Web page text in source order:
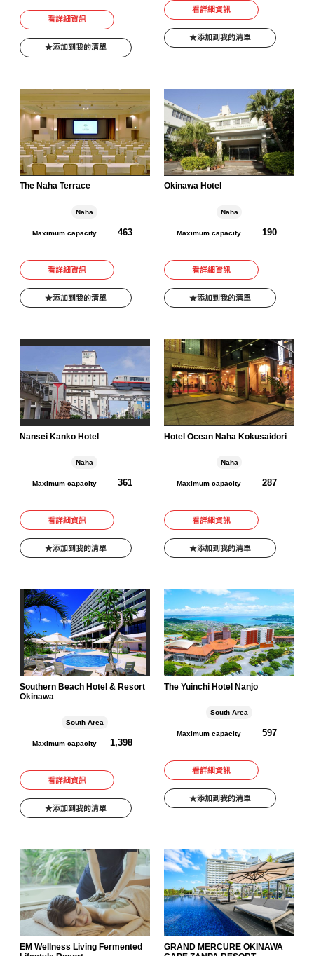
看詳細資訊
添加到我的清單
看詳細資訊
添加到我的清單
The Naha Terrace
Naha
Maximum capacity 463
看詳細資訊
添加到我的清單
Okinawa Hotel
Naha
Maximum capacity 190
看詳細資訊
添加到我的清單
Nansei Kanko Hotel
Naha
Maximum capacity 361
看詳細資訊
添加到我的清單
Hotel Ocean Naha Kokusaidori
Naha
Maximum capacity 287
看詳細資訊
添加到我的清單
Southern Beach Hotel & Resort
Okinawa
South Area
Maximum capacity 1,398
看詳細資訊
添加到我的清單
The Yuinchi Hotel Nanjo
South Area
Maximum capacity 597
看詳細資訊
添加到我的清單
EM Wellness Living Fermented
GRAND MERCURE OKINAWA